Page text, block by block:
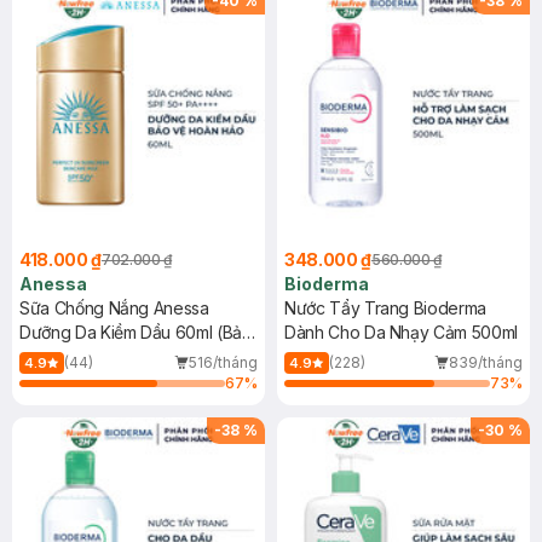
418.000 ₫702.000 ₫
Anessa
Sữa Chống Nắng Anessa
Dưỡng Da Kiềm Dầu 60ml (Bản
Mới)
4.9 (44)
516/tháng
67%
348.000 ₫560.000 ₫
Bioderma
Nước Tẩy Trang Bioderma
Dành Cho Da Nhạy Cảm 500ml
4.9 (228)
839/tháng
73%
-38 % -30 %